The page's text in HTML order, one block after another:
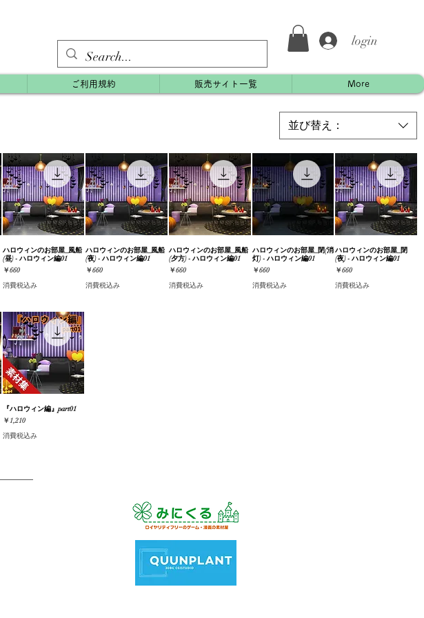
login
ご利用規約 販売サイト一覧 More
並び替え：
クイックビュー
ハロウィンのお部屋_風船
(昼) - ハロウィン編01
価格
￥660
消費税込み
クイックビュー
ハロウィンのお部屋_風船
(夜) - ハロウィン編01
価格
￥660
消費税込み
クイックビュー
ハロウィンのお部屋_風船
(夕方) - ハロウィン編01
価格
￥660
消費税込み
クイックビュー
ハロウィンのお部屋_閉(消
灯) - ハロウィン編01
価格
￥660
消費税込み
クイックビュー
ハロウィンのお部屋_閉
(夜) - ハロウィン編01
価格
￥660
消費税込み
クイックビュー
『ハロウィン編』part01
価格
￥1,210
消費税込み